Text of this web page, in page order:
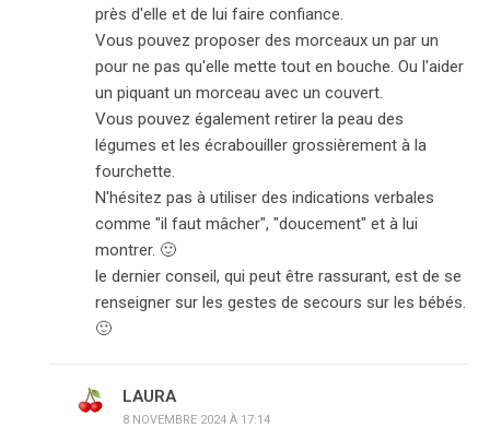
près d'elle et de lui faire confiance.
Vous pouvez proposer des morceaux un par un
pour ne pas qu'elle mette tout en bouche. Ou l'aider
un piquant un morceau avec un couvert.
Vous pouvez également retirer la peau des
légumes et les écrabouiller grossièrement à la
fourchette.
N'hésitez pas à utiliser des indications verbales
comme "il faut mâcher", "doucement" et à lui
montrer. 🙂
le dernier conseil, qui peut être rassurant, est de se
renseigner sur les gestes de secours sur les bébés.
🙂
LAURA
8 NOVEMBRE 2024 À 17:14